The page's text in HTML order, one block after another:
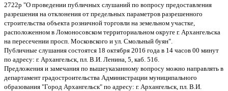
2722р "О проведении публичных слушаний по вопросу предоставления
разрешения на отклонения от предельных параметров разрешенного
строительства объекта розничной торговли на земельном участке,
расположенном в Ломоносовском территориальном округе г. Архангельска
на пересечении просп. Московского и ул. Смольный буян".
Публичные слушания состоятся 18 октября 2016 года в 14 часов 00 минут
по адресу: г. Архангельск, пл. В.И. Ленина, 5, каб. 516.
Предложения и замечания по вышеуказанному вопросу можно направлять в
департамент градостроительства Администрации муниципального
образования "Город Архангельск" по адресу: г. Архангельск, пл. В.И.